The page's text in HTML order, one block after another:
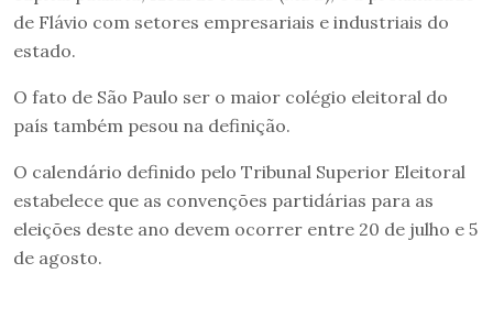
de Flávio com setores empresariais e industriais do
estado.
O fato de São Paulo ser o maior colégio eleitoral do
país também pesou na definição.
O calendário definido pelo Tribunal Superior Eleitoral
estabelece que as convenções partidárias para as
eleições deste ano devem ocorrer entre 20 de julho e 5
de agosto.